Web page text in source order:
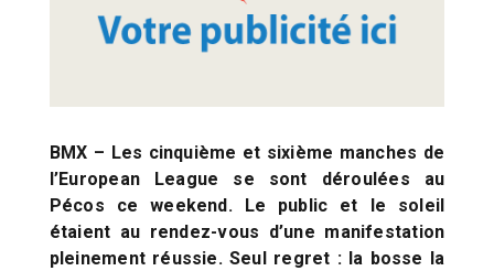
BMX – Les cinquième et sixième manches de
l’European League se sont déroulées au
Pécos ce weekend. Le public et le soleil
étaient au rendez-vous d’une manifestation
pleinement réussie. Seul regret : la bosse la